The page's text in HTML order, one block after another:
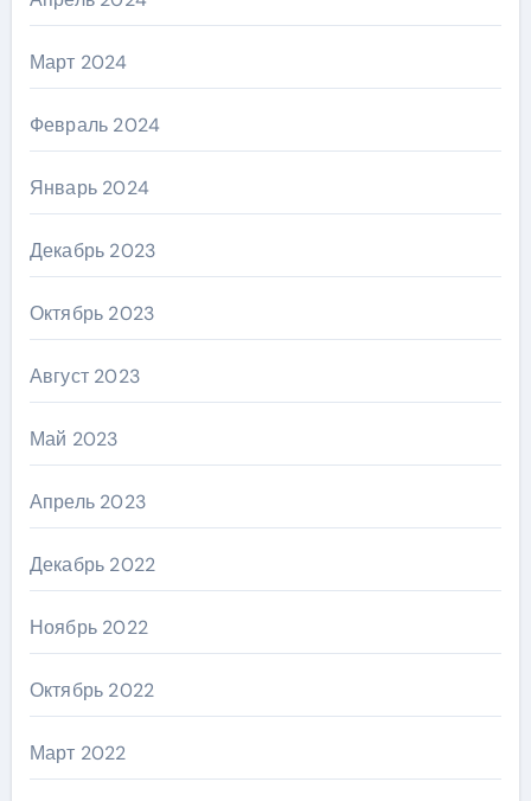
Март 2024
Февраль 2024
Январь 2024
Декабрь 2023
Октябрь 2023
Август 2023
Май 2023
Апрель 2023
Декабрь 2022
Ноябрь 2022
Октябрь 2022
Март 2022